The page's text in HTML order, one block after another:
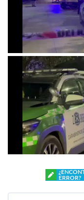
ERROR?